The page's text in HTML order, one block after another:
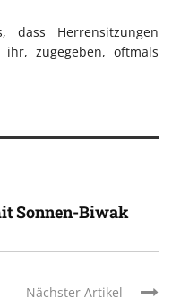
dass Herrensitzungen
zugegeben, oftmals
Sonnen-Biwak
Nächster Artikel